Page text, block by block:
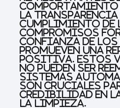
comportamiento
la transparencia
cumplimiento de
compromisos
confianza de
promueven una
positiva. Estos
no pueden ser
sistemas
son cruciales
credibilidad en
la limpieza.